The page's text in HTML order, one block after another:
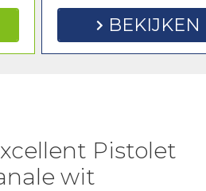
BEKIJKEN
Pistolet
wit